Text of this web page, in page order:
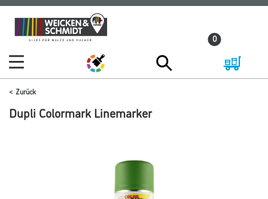
Zum
Inhalt
Zum
Navigationsmenü
0
Zurück
Dupli Colormark Linemarker